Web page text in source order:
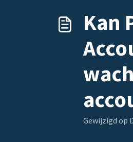
Kan
Gewijzigd op